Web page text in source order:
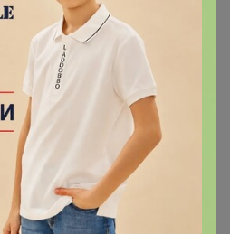
Зарегистрироваться